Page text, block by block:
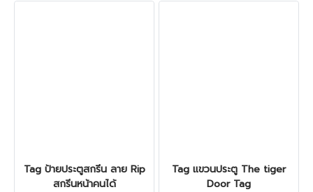
Tag ป้ายประตูสกรีน ลาย Rip
สกรีนหน้าคนได้
Tag แขวนประตู The tiger
Door Tag